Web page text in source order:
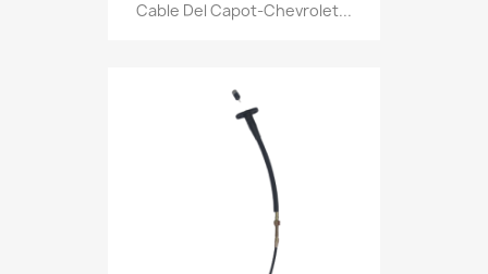
Cable Del Capot-Chevrolet...